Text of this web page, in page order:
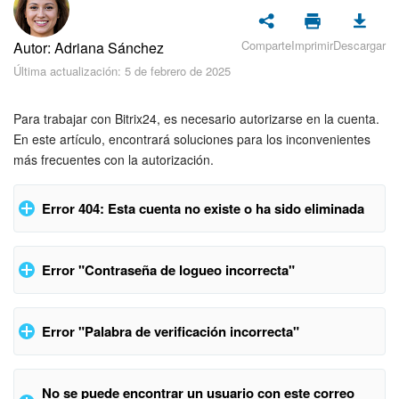
Seguridad
Planes y pagos
Feed
Messenger
Calendario
Bitrix24 Drive
Webmail
Autor: Adriana Sánchez
Última actualización: 5 de febrero de 2025
ComparteImprimirDescargar
Para trabajar con Bitrix24, es necesario autorizarse en la cuenta.
En este artículo, encontrará soluciones para los inconvenientes
más frecuentes con la autorización.
Error 404: Esta cuenta no existe o ha sido eliminada
Nombre de la cuenta incorrecto
El error 404 puede aparecer cuando introduce mal el nombre
de su cuenta de Bitrix24. Por favor, compruébelo
atentamente.
Error "Contraseña de logueo incorrecta"
Error "Palabra de verificación incorrecta"
No se puede encontrar un usuario con este correo